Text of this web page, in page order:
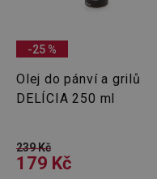
-25 %
Olej do pánví a grilů
DELÍCIA 250 ml
239 Kč
179 Kč